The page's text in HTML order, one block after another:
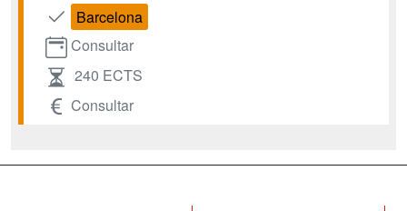
Barcelona
Consultar
240 ECTS
Consultar